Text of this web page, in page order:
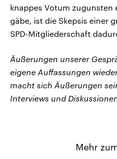
knappes Votum zugunsten
gäbe, ist die Skepsis einer
SPD-Mitgliederschaft
Äußerungen unserer
eigene Auffassungen
macht sich Äußerungen
Interviews und
Mehr